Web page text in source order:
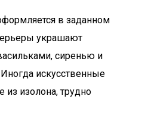
в заданном
украшают
сиренью и
искусственные
из изолона, трудно